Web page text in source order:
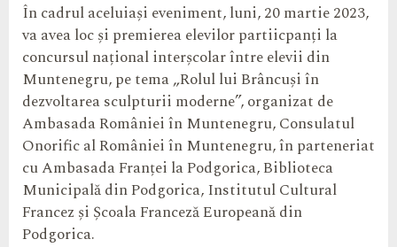
În cadrul aceluiași eveniment, luni, 20 martie 2023,
va avea loc și premierea elevilor partiicpanți la
concursul național interșcolar între elevii din
Muntenegru, pe tema „Rolul lui Brâncuși în
dezvoltarea sculpturii moderne”, organizat de
Ambasada României în Muntenegru, Consulatul
Onorific al României în Muntenegru, în parteneriat
cu Ambasada Franței la Podgorica, Biblioteca
Municipală din Podgorica, Institutul Cultural
Francez și Școala Franceză Europeană din
Podgorica.